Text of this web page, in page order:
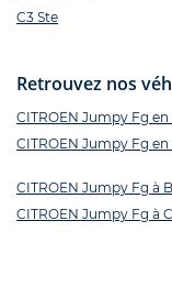
C3 Ste
Retrouvez nos
CITROEN Jumpy Fg
CITROEN Jumpy Fg en
CITROEN Jumpy Fg à
CITROEN Jumpy Fg à